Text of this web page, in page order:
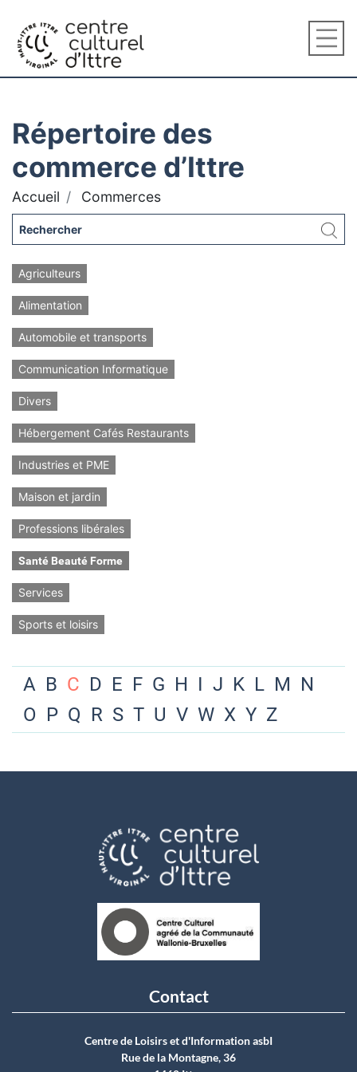
Répertoire des
commerce d’Ittre
Accueil Commerces
Agriculteurs
Alimentation
Automobile et transports
Communication Informatique
Divers
Hébergement Cafés Restaurants
Industries et PME
Maison et jardin
Professions libérales
Santé Beauté Forme
Services
Sports et loisirs
A B C D E F G H I J K L M N
O P Q R S T U V W X Y Z
Contact
Centre de Loisirs et d'Information asbI
Rue de la Montagne, 36